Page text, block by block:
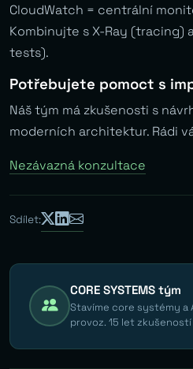
CloudWatch = centrální
Kombinujte s X-Ray (tracing)
tests).
Potřebujete pomoct s
Náš tým má zkušenosti s
moderních architektur. Rádi
Nezávazná konzultace
Sdílet:
CORE SYSTEMS tým
Stavíme core systémy a
provoz. 15 let